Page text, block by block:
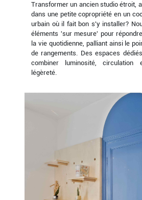
Transformer un ancien studio étroit,
dans une petite copropriété en un
urbain où il fait bon s'y installer?
éléments 'sur mesure' pour
la vie quotidienne, palliant ainsi le
de rangements. Des espaces
combiner luminosité, circulation
légèreté.